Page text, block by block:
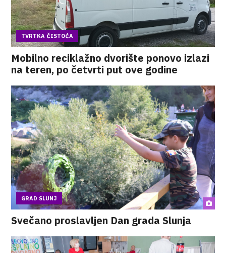
TVRTKA ČISTOĆA
Mobilno reciklažno dvorište ponovo izlazi
na teren, po četvrti put ove godine
GRAD SLUNJ
Svečano proslavljen Dan grada Slunja